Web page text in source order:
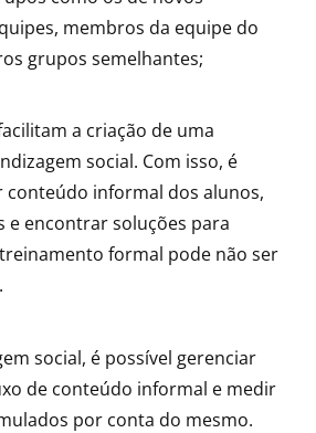
membros da equipe do
grupos semelhantes;
a criação de uma
social. Com isso, é
conteúdo informal dos alunos,
e encontrar soluções para
formal pode não ser
social, é possível gerenciar
de conteúdo informal e medir
por conta do mesmo.